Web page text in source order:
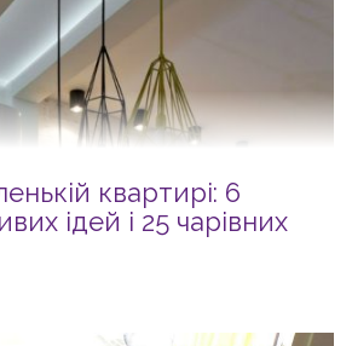
квартирі: 6
ідей і 25 чарівних